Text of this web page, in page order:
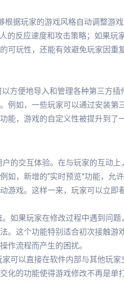
根据玩家的游戏风格自动调整游
的反应速度和攻击策略；如果玩
可玩性，还能有效避免玩家因重
方便地导入和管理各种第三方插
例如，一些玩家可以通过安装第
能，游戏的自定义性被提升到了
的交互体验。在与玩家的互动上
如，新增的“实时预览”功能，允
游戏。这样一来，玩家可以立即
如果玩家在修改过程中遇到问题
。这个功能特别适合初次接触游
作流程而产生的困扰。
可以直接在软件内部与其他玩家
化的功能使得游戏修改不再是单